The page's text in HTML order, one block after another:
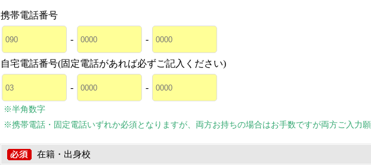
携帯電話番号
- -
自宅電話番号(固定電話があれば必ずご記入ください)
- -
※半角数字
※携帯電話・固定電話いずれか必須となりますが、両方お持ちの場合はお手数ですが両方ご入力
在籍・出身校